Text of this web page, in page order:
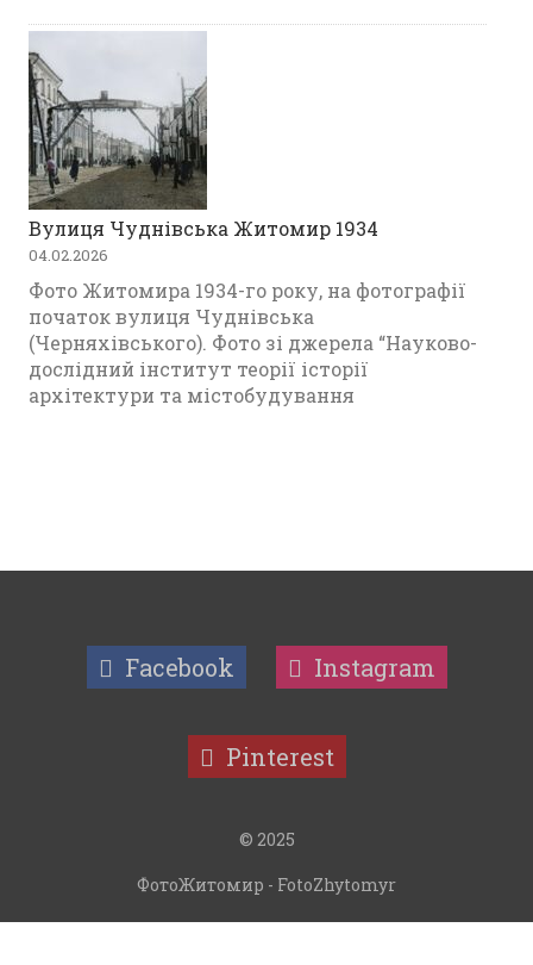
Вулиця Чуднівська Житомир 1934
04.02.2026
Фото Житомира 1934-го року, на фотографії
початок вулиця Чуднівська
(Черняхівського). Фото зі джерела “Науково-
дослідний інститут теорії історії
архітектури та містобудування
Facebook Instagram
Pinterest
© 2025
ФотоЖитомир - FotoZhytomyr